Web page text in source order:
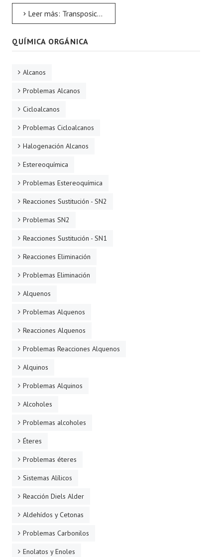
Leer más: Transposición de Hofmann
QUÍMICA ORGÁNICA
Alcanos
Problemas Alcanos
Cicloalcanos
Problemas Cicloalcanos
Halogenación Alcanos
Estereoquímica
Problemas Estereoquímica
Reacciones Sustitución - SN2
Problemas SN2
Reacciones Sustitución - SN1
Reacciones Eliminación
Problemas Eliminación
Alquenos
Problemas Alquenos
Reacciones Alquenos
Problemas Reacciones Alquenos
Alquinos
Problemas Alquinos
Alcoholes
Problemas alcoholes
Éteres
Problemas éteres
Sistemas Alílicos
Reacción Diels Alder
Aldehídos y Cetonas
Problemas Carbonilos
Enolatos y Enoles